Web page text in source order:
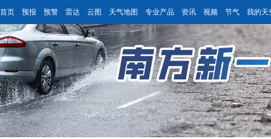
首页 预报 预警 雷达 云图 天气地图 专业产品 资讯 视频 节气 我的天